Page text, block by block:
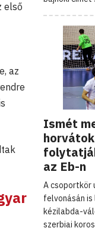
első
az
Ismét
az Eb-n
A csoportkör
felvonásán
kézilabda-
szerbiai